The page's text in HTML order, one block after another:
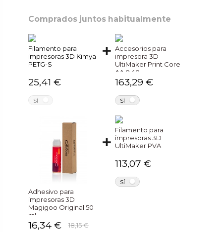
Comprados juntos habitualmente
Filamento para
impresoras 3D Kimya
PETG-S
25,41 €
SÍ
Accesorios para
impresora 3D
UltiMaker Print Core
AA 0.40
163,29 €
SÍ
Adhesivo para
impresoras 3D
Magigoo Original 50
ml
16,34 € 18,15 €
Filamento para
impresoras 3D
UltiMaker PVA
113,07 €
SÍ